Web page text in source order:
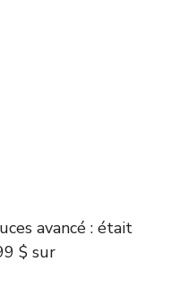
avancé : était
$ sur